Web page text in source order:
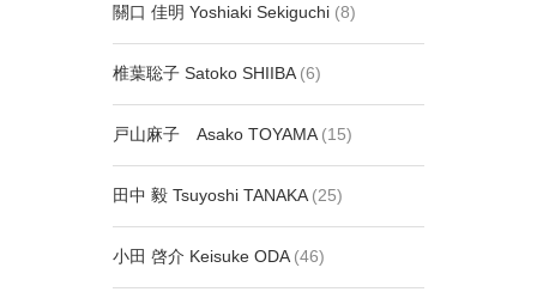
關口 佳明 Yoshiaki Sekiguchi (8)
椎葉聡子 Satoko SHIIBA (6)
戸山麻子 Asako TOYAMA (15)
田中 毅 Tsuyoshi TANAKA (25)
小田 啓介 Keisuke ODA (46)